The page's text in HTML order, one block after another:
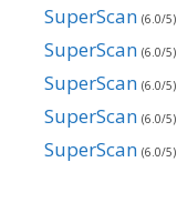
SuperScan (6.0/5)
SuperScan (6.0/5)
SuperScan (6.0/5)
SuperScan (6.0/5)
SuperScan (6.0/5)